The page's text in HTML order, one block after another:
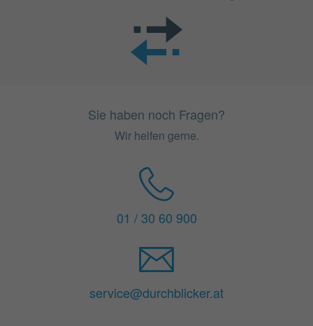
Sie haben noch Fragen?
Wir helfen gerne.
01 / 30 60 900
service@durchblicker.at